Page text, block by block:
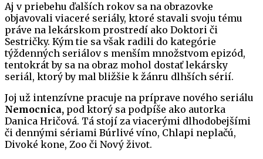
Aj v priebehu ďalších rokov sa na obrazovke
objavovali viaceré seriály, ktoré stavali svoju tému
práve na lekárskom prostredí ako Doktori či
Sestričky. Kým tie sa však radili do kategórie
týždenných seriálov s menším množstvom epizód,
tentokrát by sa na obraz mohol dostať lekársky
seriál, ktorý by mal bližšie k žánru dlhších sérií.
Joj už intenzívne pracuje na príprave nového seriálu
Nemocnica, pod ktorý sa podpíše ako autorka
Danica Hričová. Tá stojí za viacerými dlhodobejšími
či dennými sériami Búrlivé víno, Chlapi neplačú,
Divoké kone, Zoo či Nový život.